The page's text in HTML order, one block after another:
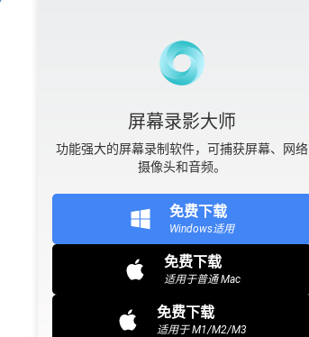
屏幕录影大师
功能强大的屏幕录制软件，可捕获屏幕、网络
摄像头和音频。
免费下载
Windows适用
免费下载
适用于普通 Mac
免费下载
适用于 M1/M2/M3